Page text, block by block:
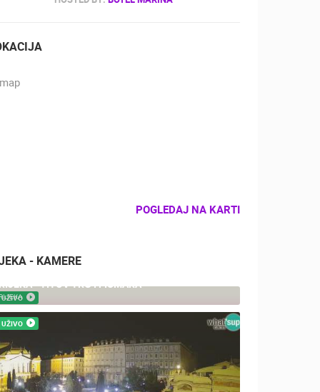
POGLEDAJ NA KARTI
- KAMERE
UŽIVO
- TITOV TRG I FIUMARA
RIJEKA
UŽIVO